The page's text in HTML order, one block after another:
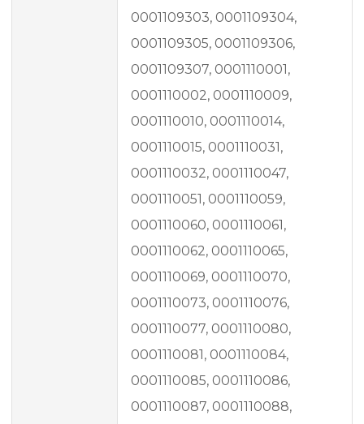
0001109303, 0001109304,
0001109305, 0001109306,
0001109307, 0001110001,
0001110002, 0001110009,
0001110010, 0001110014,
0001110015, 0001110031,
0001110032, 0001110047,
0001110051, 0001110059,
0001110060, 0001110061,
0001110062, 0001110065,
0001110069, 0001110070,
0001110073, 0001110076,
0001110077, 0001110080,
0001110081, 0001110084,
0001110085, 0001110086,
0001110087, 0001110088,